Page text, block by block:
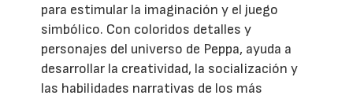
para estimular la imaginación y el juego
simbólico. Con coloridos detalles y
personajes del universo de Peppa, ayuda a
desarrollar la creatividad, la socialización y
las habilidades narrativas de los más